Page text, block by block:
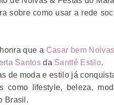
sobre como usar a rede
que a Casar bem
Santosda Santté Estilo.
de moda e estilo já
como lifestyle, beleza,
Brasil.